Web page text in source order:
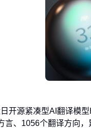
开源紧凑型AI翻译模
言、1056个翻译方向